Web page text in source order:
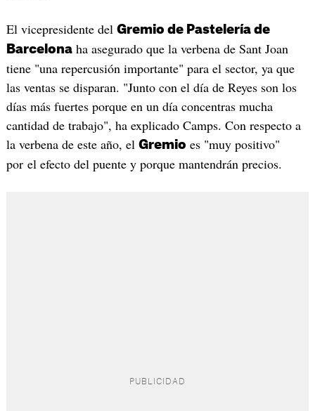
El vicepresidente del Gremio de Pastelería de
Barcelonaha asegurado que la verbena de Sant Joan
tiene "una repercusión importante" para el sector, ya que
las ventas se disparan. "Junto con el día de Reyes son los
días más fuertes porque en un día concentras mucha
cantidad de trabajo", ha explicado Camps. Con respecto a
la verbena de este año, el Gremio es "muy positivo"
por el efecto del puente y porque mantendrán precios.